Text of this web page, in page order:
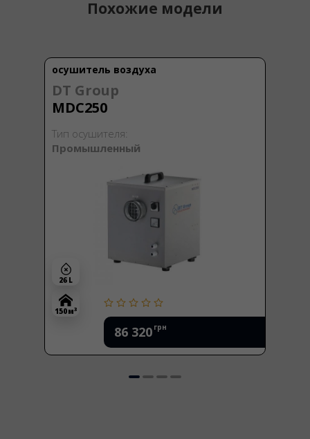
Похожие модели
осушитель воздуха
DT Group
MDC250
Тип осушителя:
Промышленный
86 320 грн
26 L
150 м3